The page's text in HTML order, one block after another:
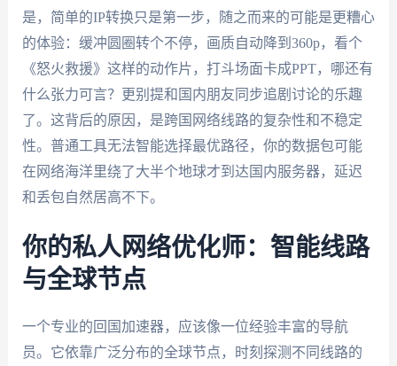
是，简单的IP转换只是第一步，随之而来的可能是更糟心
的体验：缓冲圆圈转个不停，画质自动降到360p，看个
《怒火救援》这样的动作片，打斗场面卡成PPT，哪还有
什么张力可言？更别提和国内朋友同步追剧讨论的乐趣
了。这背后的原因，是跨国网络线路的复杂性和不稳定
性。普通工具无法智能选择最优路径，你的数据包可能
在网络海洋里绕了大半个地球才到达国内服务器，延迟
和丢包自然居高不下。
你的私人网络优化师：智能线路
与全球节点
一个专业的回国加速器，应该像一位经验丰富的导航
员。它依靠广泛分布的全球节点，时刻探测不同线路的